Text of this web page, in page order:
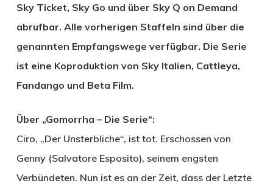
Sky Ticket, Sky Go und über Sky Q on Demand
abrufbar. Alle vorherigen Staffeln sind über die
genannten Empfangswege verfügbar. Die Serie
ist eine Koproduktion von Sky Italien, Cattleya,
Fandango und Beta Film.
Über „Gomorrha – Die Serie“:
Ciro, „Der Unsterbliche“, ist tot. Erschossen von
Genny (Salvatore Esposito), seinem engsten
Verbündeten. Nun ist es an der Zeit, dass der Letzte